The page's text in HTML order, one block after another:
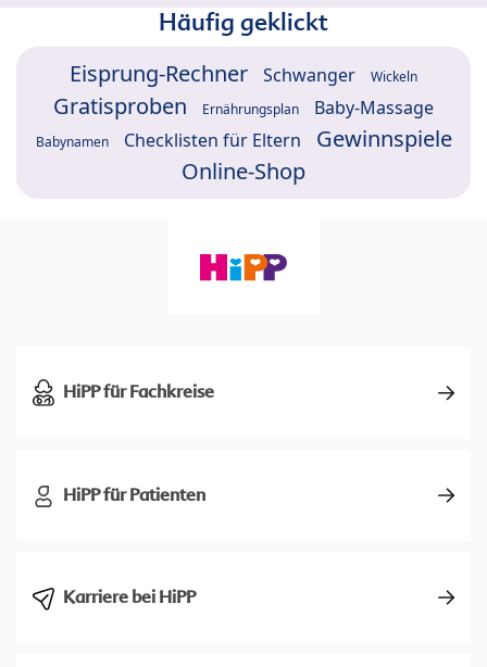
Häufig geklickt
Eisprung-Rechner Schwanger Wickeln
Gratisproben Ernährungsplan Baby-Massage
Babynamen Checklisten für Eltern
Gewinnspiele
Online-Shop
HiPP für Fachkreise
HiPP für Patienten
Karriere bei HiPP